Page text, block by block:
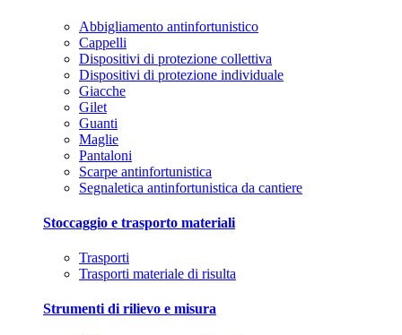
Abbigliamento antinfortunistico
Cappelli
Dispositivi di protezione collettiva
Dispositivi di protezione individuale
Giacche
Gilet
Guanti
Maglie
Pantaloni
Scarpe antinfortunistica
Segnaletica antinfortunistica da cantiere
Stoccaggio e trasporto materiali
Trasporti
Trasporti materiale di risulta
Strumenti di rilievo e misura